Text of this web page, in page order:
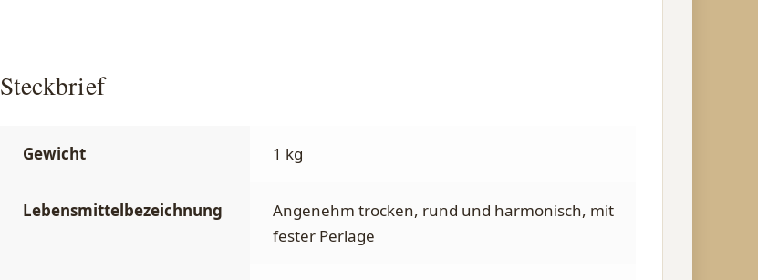
Steckbrief
Gewicht 1 kg
Lebensmittelbezeichnung
Angenehm trocken, rund und harmonisch, mit
fester Perlage